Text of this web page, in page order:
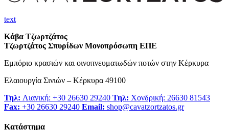
text
Κάβα Τζωρτζάτος
Τζωρτζάτος Σπυρίδων Μονοπρόσωπη ΕΠΕ
Εμπόριο κρασιών και οινοπνευματωδών ποτών στην Κέρκυρα
Ελαιουργία Σινιών – Κέρκυρα 49100
Τηλ: Λιανική: +30 26630 29240 Τηλ: Χονδρική: 26630 81543
Fax: +30 26630 29240 Email: shop@cavatzortzatos.gr
Κατάστημα